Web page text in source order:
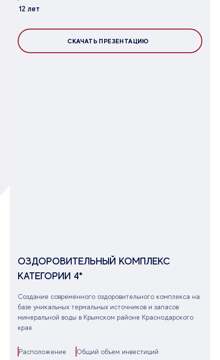
12 лет
СКАЧАТЬ ПРЕЗЕНТАЦИЮ
ОЗДОРОВИТЕЛЬНЫЙ КОМПЛЕКС
КАТЕГОРИИ 4*
Создание современного оздоровительного комплекса на
базе уникальных термальных источников и запасов
минеральной воды в Крымском районе Краснодарского
края
Расположение Общий объем инвестиций